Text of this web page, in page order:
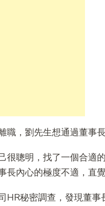
職，劉先生想通過董事
很聰明，找了一個合適
長內心的極度不適，直
HR秘密調查，發現董